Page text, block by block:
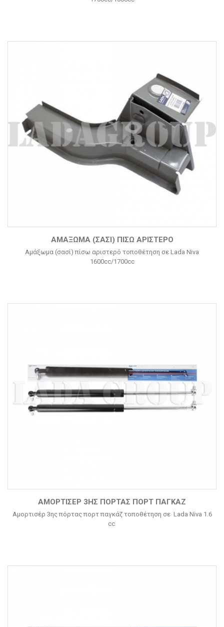
ΑΜΆΞΩΜΑ (ΣΑΣΊ) ΠΊΣΩ ΑΡΙΣΤΕΡΌ
Αμάξωμα (σασί) πίσω αριστερό τοποθέτηση σε Lada Niva
1600cc/1700cc
ΑΜΟΡΤΙΣΈΡ 3ΗΣ ΠΌΡΤΑΣ ΠΟΡΤ ΠΑΓΚΆΖ
Αμορτισέρ 3ης πόρτας πορτ παγκάζ τοποθέτηση σε Lada Niva 1.6
cc